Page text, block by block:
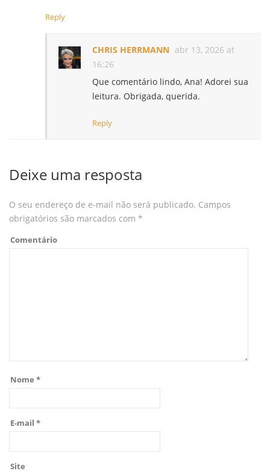
Reply
CHRIS HERRMANN abr 13, 2026 at
16:26
Que comentário lindo, Ana! Adorei sua
leitura. Obrigada, querida.
Reply
Deixe uma resposta
O seu endereço de e-mail não será publicado. Campos
obrigatórios são marcados com *
Comentário
Nome *
E-mail *
Site